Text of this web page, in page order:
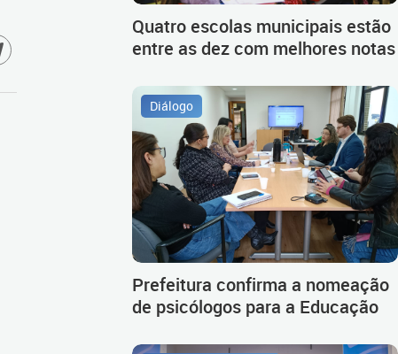
Quatro escolas municipais estão
entre as dez com melhores notas
Diálogo
Prefeitura confirma a nomeação
de psicólogos para a Educação